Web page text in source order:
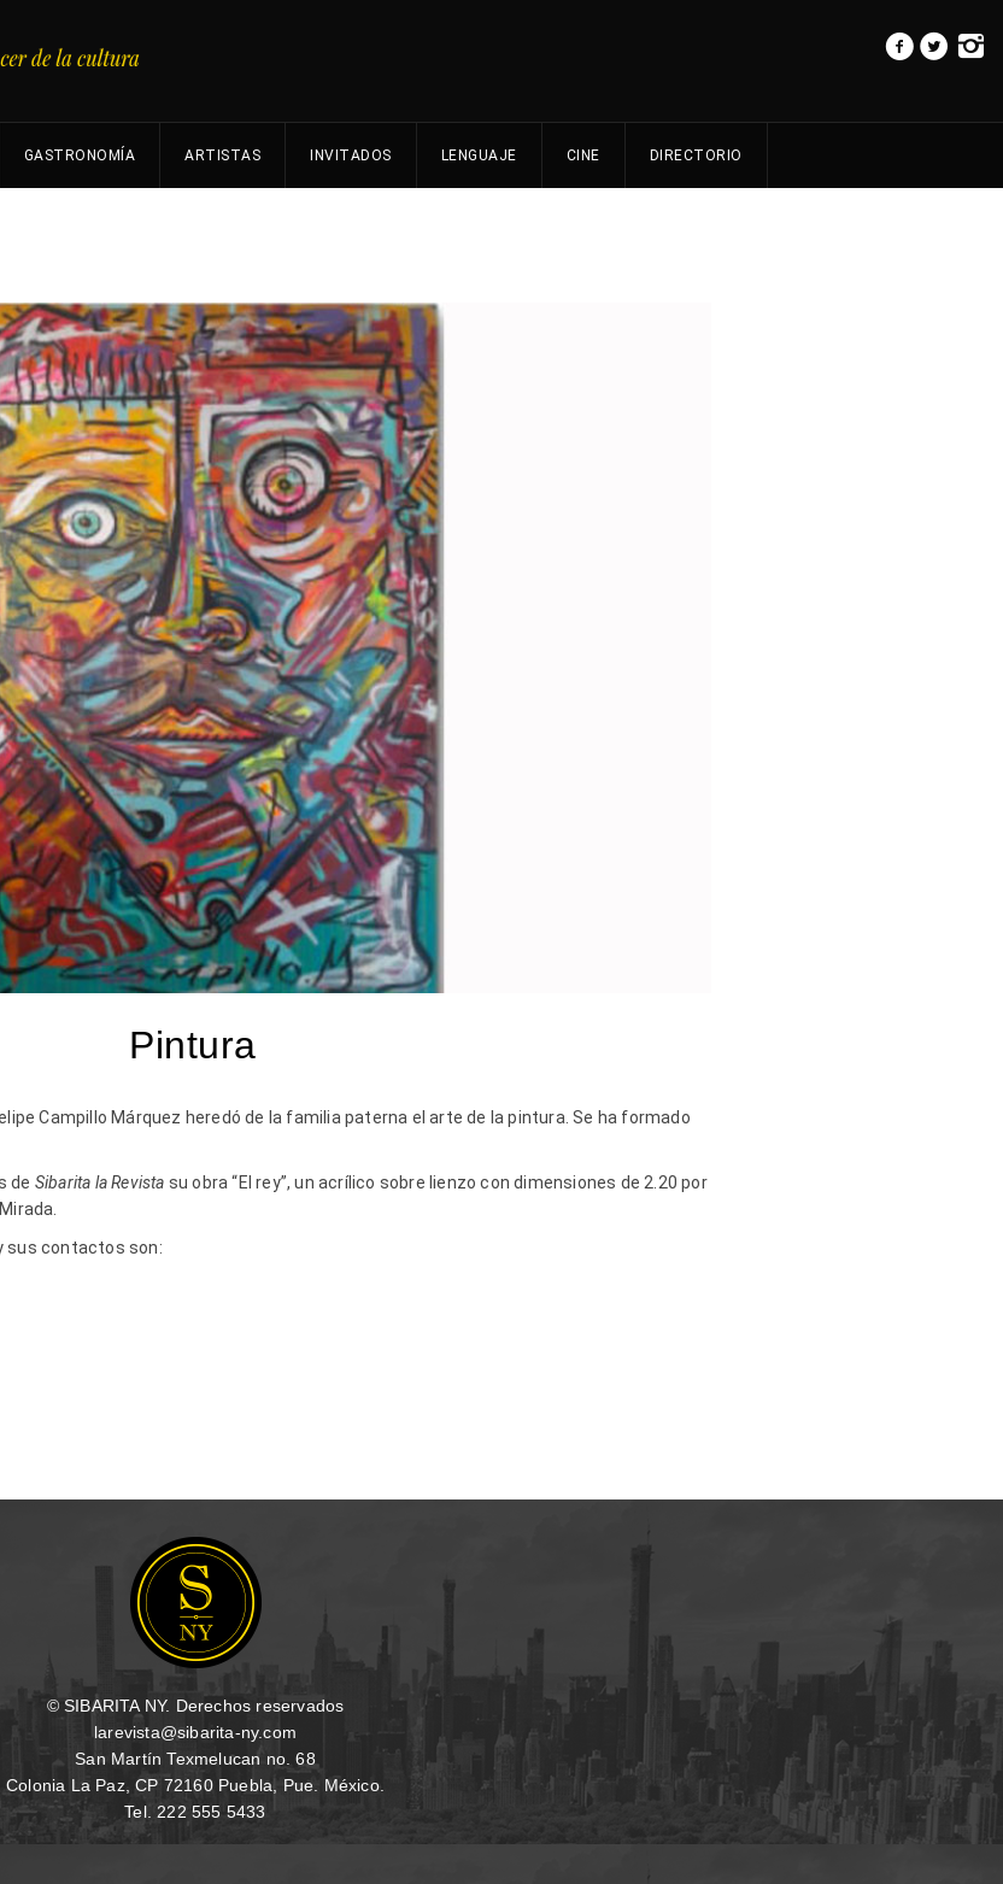
GASTRONOMÍA ARTISTAS INVITADOS LENGUAJE CINE DIRECTORIO
Pintura
Campillo Márquez heredó de la familia paterna el arte de la pintura. Se ha formado
de Sibarita la Revista su obra “El rey”, un acrílico sobre lienzo con dimensiones de 2.20 por
sus contactos son:
© SIBARITA NY. Derechos reservados
larevista@sibarita-ny.com
San Martín Texmelucan no. 68
Colonia La Paz, CP 72160 Puebla, Pue. México.
Tel. 222 555 5433